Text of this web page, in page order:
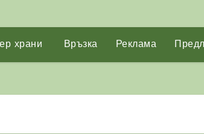
храни Връзка Реклама